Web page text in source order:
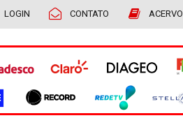
LOGIN CONTATO ACERVO